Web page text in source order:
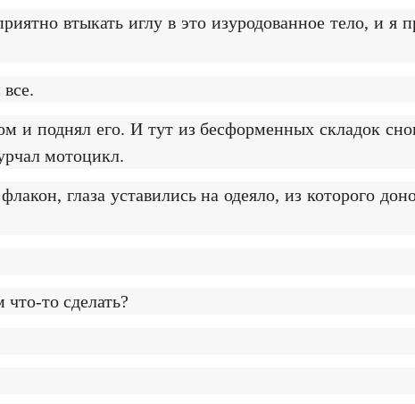
втыкать иглу в это изуродованное тело, и я
и поднял его. И тут из бесформенных складок
мотоцикл.
глаза уставились на одеяло, из которого
то сделать?